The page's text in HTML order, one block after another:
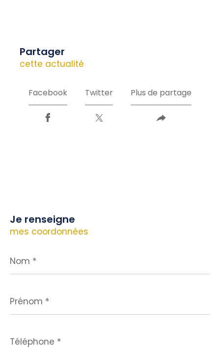
Partager
cette actualité
Facebook Twitter Plus de partage
Je renseigne
mes coordonnées
*
*
*